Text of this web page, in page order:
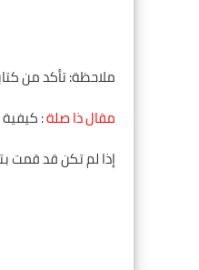
ملاحظة: تأكد من
مقال ذا صلة:كيفية تحميل
إذا لم تكن قد قمت بتدوين